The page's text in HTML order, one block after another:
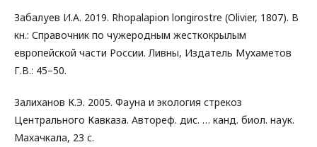
Забалуев И.А. 2019. Rhopalapion longirostre (Olivier, 1807). В
кн.: Справочник по чужеродным жесткокрылым
европейской части России. Ливны, Издатель Мухаметов
Г.В.: 45–50.
Залиханов К.Э. 2005. Фауна и экология стрекоз
Центрального Кавказа. Автореф. дис. … канд. биол. наук.
Махачкала, 23 с.